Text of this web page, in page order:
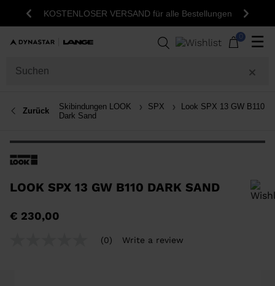
ZurückKOSTENLOSER VERSAND für alle Bestellungen
0 ☰
Zurück Skibindungen LOOK SPX
Look SPX 13 GW B110
Dark Sand
LOOK SPX 13 GW B110 DARK SAND
Größe aus
€ 230,00
(0) Write a review